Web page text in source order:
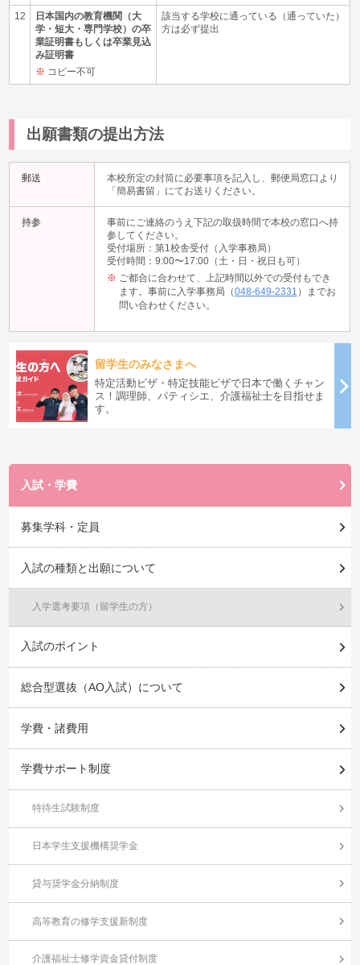
12
日本国内の教育機関（大
学・短大・ 専門学校）の卒
業証明書もしくは卒業見込
み証明書
コピー不可
該当する学校に通っている（通っていた）
方は必ず提出
出願書類の提出方法
郵送
本校所定の封筒に必要事項を記入し、郵便局窓口より
「簡易書留」にてお送りください。
持参
事前にご連絡のうえ下記の取扱時間で本校の窓口へ持
参してください。
受付場所：第1校舎受付（入学事務局）
受付時間：9:00〜17:00（土・日・祝日も可）
ご都合に合わせて、上記時間以外での受付もでき
ます。事前に入学事務局（048-649-2331 ）までお
問い合わせください。
留学生のみなさまへ
特定活動ビザ・特定技能ビザで日本で働くチャン
ス！調理師、パティシエ、介護福祉士を目指せま
す。
入試・学費
募集学科・定員
入試の種類と出願について
入学選考要項（留学生の方）
入試のポイント
総合型選抜（AO入試）について
学費・諸費用
学費サポート制度
特待生試験制度
日本学生支援機構奨学金
貸与奨学金分納制度
高等教育の修学支援新制度
介護福祉士修学資金貸付制度